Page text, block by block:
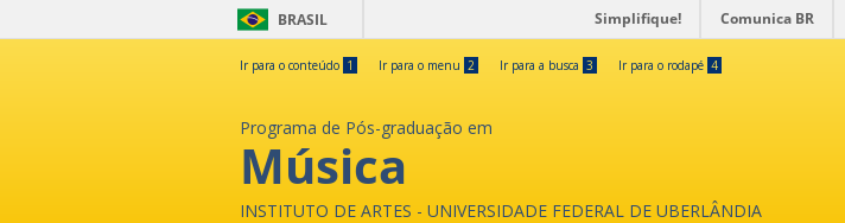
BRASIL Simplifique! Comunica BR
Ir para o conteúdo 1 Ir para o menu 2 Ir para a busca 3 Ir para o rodapé 4
Programa de Pós-graduação em
Música
INSTITUTO DE ARTES - UNIVERSIDADE FEDERAL DE UBERLÂNDIA